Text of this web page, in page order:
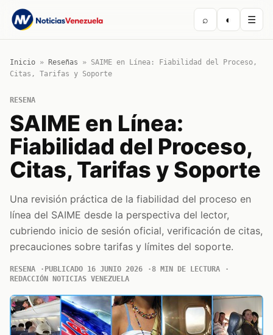
⌕ ◐ ☰
Inicio » Reseñas » SAIME en Línea: Fiabilidad del Proceso,
Citas, Tarifas y Soporte
RESENA
SAIME en Línea:
Fiabilidad del Proceso,
Citas, Tarifas y Soporte
Una revisión práctica de la fiabilidad del proceso en
línea del SAIME desde la perspectiva del lector,
cubriendo inicio de sesión oficial, verificación de citas,
precauciones sobre tarifas y límites del soporte.
RESENA PUBLICADO 16 JUNIO 2026
8 MIN DE LECTURA
REDACCIÓN NOTICIAS VENEZUELA